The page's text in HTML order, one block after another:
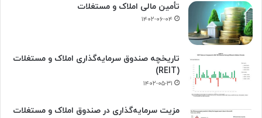
تأمین مالی املاک و مستغلات
۱۴۰۲-۰۶-۰۴
تاریخچه صندوق سرمایه‌گذاری املاک و مستغلات
(REIT)
۱۴۰۲-۰۵-۳۱
مزیت سرمایه‌گذاری در صندوق املاک و مستغلات